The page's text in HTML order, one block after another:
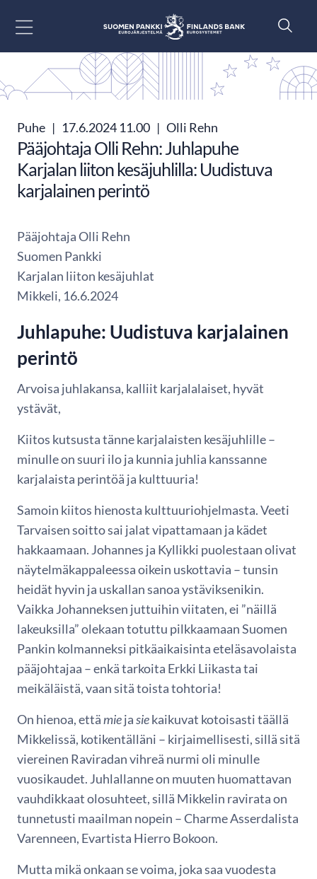
Puhe | 17.6.2024 11.00 | Olli Rehn
Pääjohtaja Olli Rehn: Juhlapuhe
Karjalan liiton kesäjuhlilla: Uudistuva
karjalainen perintö
Pääjohtaja Olli Rehn
Suomen Pankki
Karjalan liiton kesäjuhlat
Mikkeli, 16.6.2024
Juhlapuhe: Uudistuva karjalainen
perintö
Arvoisa juhlakansa, kalliit karjalalaiset, hyvät
ystävät,
Kiitos kutsusta tänne karjalaisten kesäjuhlille –
minulle on suuri ilo ja kunnia juhlia kanssanne
karjalaista perintöä ja kulttuuria!
Samoin kiitos hienosta kulttuuriohjelmasta. Veeti
Tarvaisen soitto sai jalat vipattamaan ja kädet
hakkaamaan. Johannes ja Kyllikki puolestaan olivat
näytelmäkappaleessa oikein uskottavia – tunsin
heidät hyvin ja uskallan sanoa ystäviksenikin.
Vaikka Johanneksen juttuihin viitaten, ei ”näillä
lakeuksilla” olekaan totuttu pilkkaamaan Suomen
Pankin kolmanneksi pitkäaikaisinta eteläsavolaista
pääjohtajaa – enkä tarkoita Erkki Liikasta tai
meikäläistä, vaan sitä toista tohtoria!
On hienoa, ettämiejasiekaikuvat kotoisasti täällä
Mikkelissä, kotikentälläni – kirjaimellisesti, sillä sitä
viereinen Raviradan vihreä nurmi oli minulle
vuosikaudet. Juhlallanne on muuten huomattavan
vauhdikkaat olosuhteet, sillä Mikkelin ravirata on
tunnetusti maailman nopein – Charme Asserdalista
Varenneen, Evartista Hierro Bokoon.
Mutta mikä onkaan se voima, joka saa vuodesta